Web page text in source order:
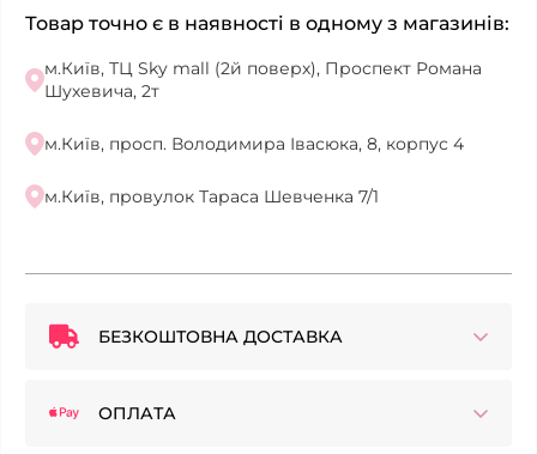
Товар точно є в наявності в одному з магазинів:
м.Київ, ТЦ Sky mall (2й поверх), Проспект Романа
Шухевича, 2т
м.Київ, просп. Володимира Івасюка, 8, корпус 4
м.Київ, провулок Тараса Шевченка 7/1
БЕЗКОШТОВНА ДОСТАВКА
ОПЛАТА